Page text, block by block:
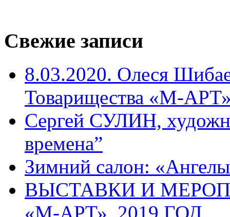
Свежие записи
8.03.2020. Олеся
Товарищества «М-
Сергей СУЛИН,
времена”
Зимний салон:
ВЫСТАВКИ И
«М-АРТ», 2019 ГОД